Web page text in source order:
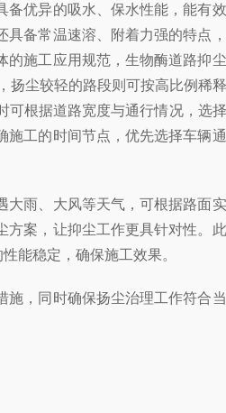
优异的吸水、保水性能，能有
备常温速溶、附着力强的特点
施工应用规范，生物酶道路抑
扬尘较轻的路段则可按高比例稀
可根据道路宽度与通行情况，选
工的时间节点，优先选择车辆
雨、大风等天气，可根据路面
案，让抑尘工作更具针对性。
能稳定，确保施工效果。
施，同时确保扬尘治理工作符合